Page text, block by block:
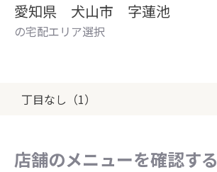
愛知県 犬山市 字蓮池
の宅配エリア選択
丁目なし（1）
店舗のメニューを確認する